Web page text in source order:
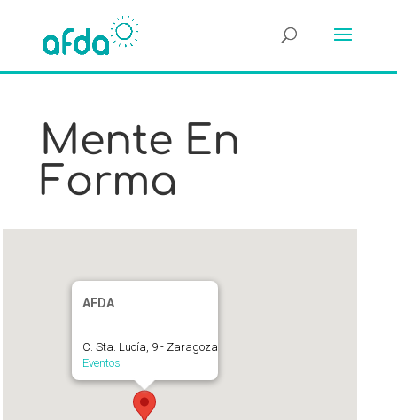
Mente En
Forma
AFDA
C. Sta. Lucía, 9 - Zaragoza
Eventos